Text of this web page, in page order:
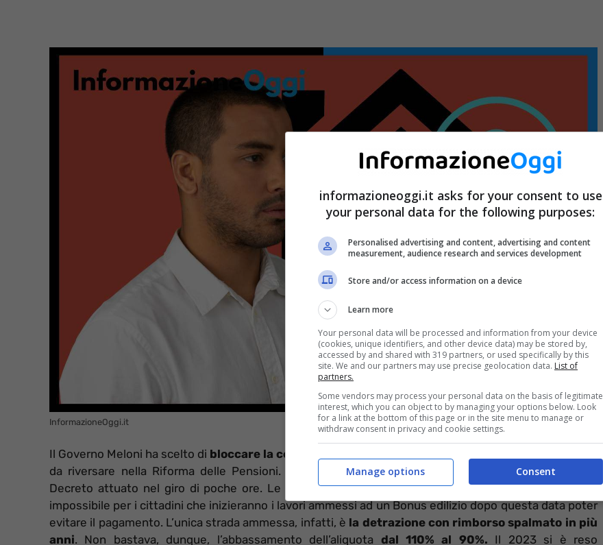
InformazioneOggi.it
Il Governo Meloni ha scelto di bloccare la cessione del credito.
da riversare nella Riforma delle Pensioni. Una decisione presa in poco tempo, resa nota con un
Decreto attuato nel giro di poche ore. Le nuove direttive sono attive dal
17 febbraio 2023.Sarà
impossibile per i cittadini che inizieranno i lavori ammessi ad un Bonus edilizio dopo questa data poter
evitare il pagamento. L’unica strada ammessa, infatti, è la detrazione con rimborso spalmato in più
anni. Non bastava, dunque, l’abbassamento dell’aliquota dal 110% al 90%. Il 2023 si è reso
informazioneoggi.it asks for your consent to use
your personal data for the following purposes:
Personalised advertising and content, advertising and content
measurement, audience research and services development
Store and/or access information on a device
Learn more
Your personal data will be processed and information from your device
(cookies, unique identifiers, and other device data) may be stored by,
accessed by and shared with 319 partners, or used specifically by this
site. We and our partners may use precise geolocation data. List of
partners.
Some vendors may process your personal data on the basis of legitimate
interest, which you can object to by managing your options below. Look
for a link at the bottom of this page or in the site menu to manage or
withdraw consent in privacy and cookie settings.
Consent
Manage options